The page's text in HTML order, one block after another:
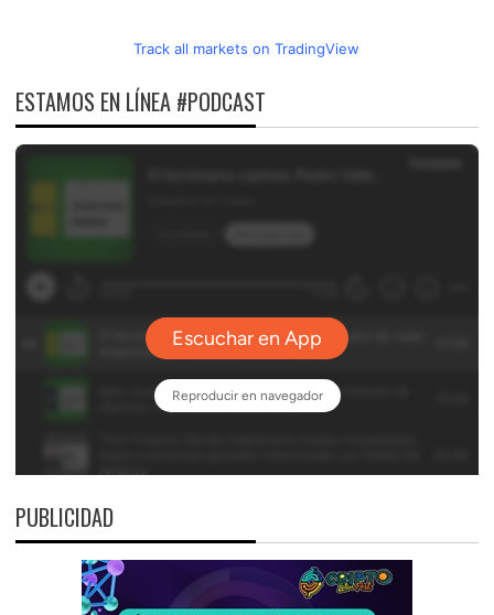
Track all markets on TradingView
ESTAMOS EN LÍNEA #PODCAST
PUBLICIDAD